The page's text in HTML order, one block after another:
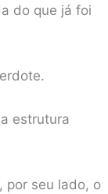
do que já foi
estrutura
por seu lado, o